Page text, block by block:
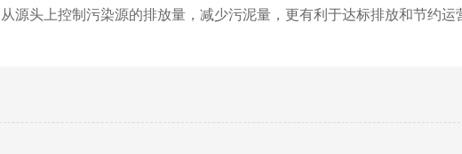
源头上控制污染源的排放量，减少污泥量，更有利于达标排放和节约运